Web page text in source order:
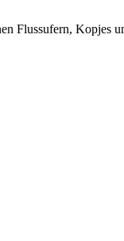
Flussufern, Kopjes